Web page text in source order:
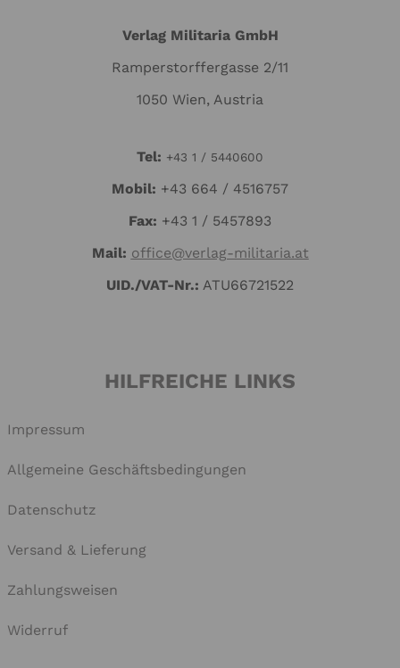
Verlag Militaria GmbH
Ramperstorffergasse 2/11
1050 Wien, Austria
Tel: +43 1 / 5440600
Mobil: +43 664 / 4516757
Fax: +43 1 / 5457893
Mail: office@verlag-militaria.at
UID./VAT-Nr.: ATU66721522
HILFREICHE LINKS
Impressum
Allgemeine Geschäftsbedingungen
Datenschutz
Versand & Lieferung
Zahlungsweisen
Widerruf